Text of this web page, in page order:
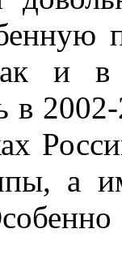
и
в
а